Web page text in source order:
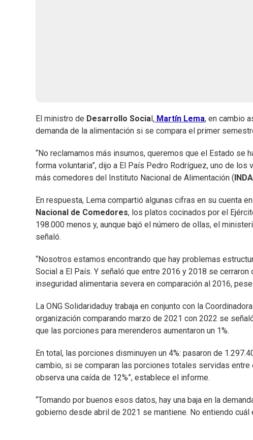
El ministro de Desarrollo Socia l, Martín Lema, en cambio
demanda de la alimentación si se compara el primer
“No reclamamos más insumos, queremos que el Estado se
forma voluntaria”, dijo a El País Pedro Rodríguez, uno de
más comedores del Instituto Nacional de Alimentación ( INDA
En respuesta, Lema compartió algunas cifras en su cuenta
Nacional de Comedores, los platos cocinados por el
198.000 menos y, aunque bajó el número de ollas, el
señaló.
“Nosotros estamos encontrando que hay problemas
Social a El País. Y señaló que entre 2016 y 2018 se
inseguridad alimentaria severa en comparación al 2016,
La ONG Solidaridaduy trabaja en conjunto con la
organización comparando marzo de 2021 con 2022 se
que las porciones para merenderos aumentaron un 1%.
En total, las porciones disminuyen un 4%: pasaron de
cambio, si se comparan las porciones totales servidas
observa una caída de 12%”, establece el informe.
“Tomando por buenos esos datos, hay una baja en la
gobierno desde abril de 2021 se mantiene. No entiendo